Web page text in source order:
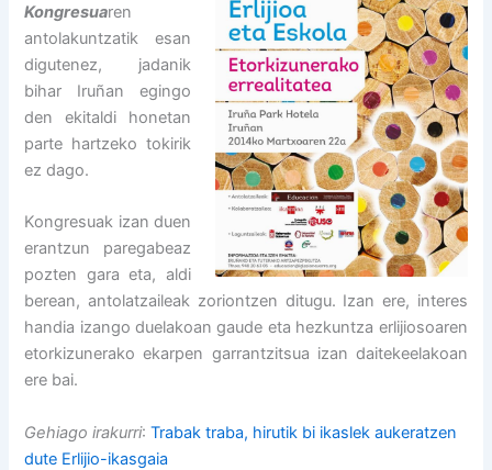
Kongresuaren
antolakuntzatik esan
digutenez, jadanik
bihar Iruñan egingo
den ekitaldi honetan
parte hartzeko tokirik
ez dago.
Kongresuak izan duen
erantzun paregabeaz
pozten gara eta, aldi
berean, antolatzaileak zoriontzen ditugu. Izan ere, interes
handia izango duelakoan gaude eta hezkuntza erlijiosoaren
etorkizunerako ekarpen garrantzitsua izan daitekeelakoan
ere bai.
Gehiago irakurri:Trabak traba, hirutik bi ikaslek aukeratzen
dute Erlijio-ikasgaia